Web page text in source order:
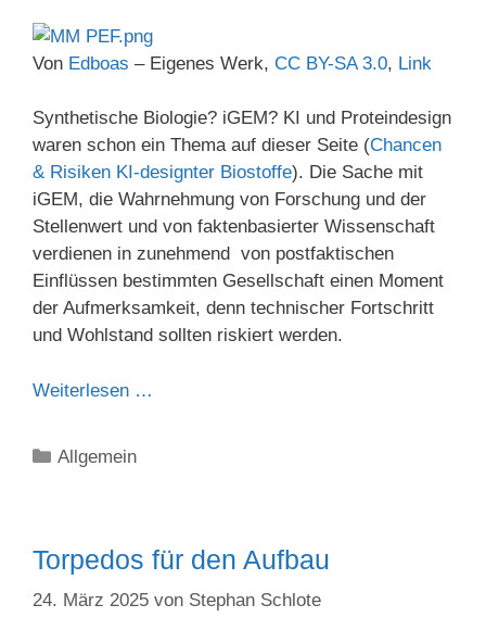
Von Edboas – Eigenes Werk, CC BY-SA 3.0, Link
Synthetische Biologie? iGEM? KI und Proteindesign
waren schon ein Thema auf dieser Seite (Chancen
& Risiken KI-designter Biostoffe). Die Sache mit
iGEM, die Wahrnehmung von Forschung und der
Stellenwert und von faktenbasierter Wissenschaft
verdienen in zunehmend von postfaktischen
Einflüssen bestimmten Gesellschaft einen Moment
der Aufmerksamkeit, denn technischer Fortschritt
und Wohlstand sollten riskiert werden.
Weiterlesen …
Kategorien
Allgemein
Torpedos für den Aufbau
24. März 2025 von Stephan Schlote